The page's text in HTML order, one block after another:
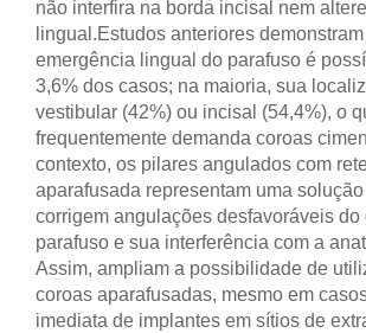
não interfira na borda incisal nem
lingual.Estudos anteriores
emergência lingual do parafuso é
3,6% dos casos; na maioria, sua
vestibular (42%) ou incisal (54,4%), o
frequentemente demanda coroas
contexto, os pilares angulados com
aparafusada representam uma
corrigem angulações desfavoráveis do
parafuso e sua interferência com a
Assim, ampliam a possibilidade de
coroas aparafusadas, mesmo em
imediata de implantes em sítios de